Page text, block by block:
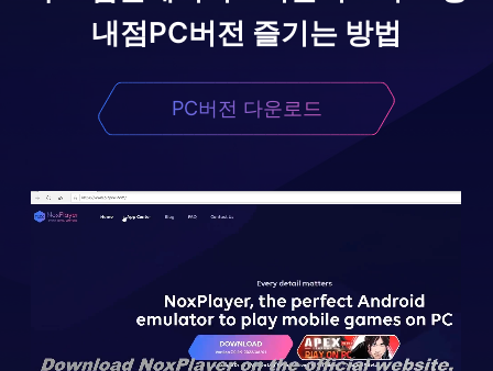
내점PC버전 즐기는 방법
PC버전 다운로드